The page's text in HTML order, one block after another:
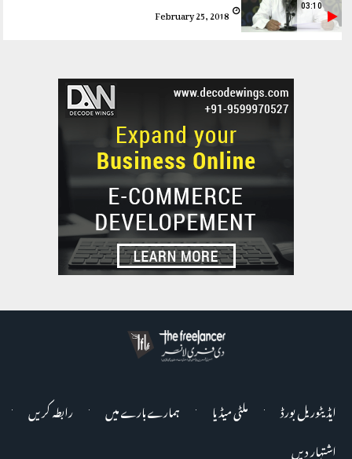
February 25, 2018 03:10
ایڈیٹوریل بورڈ ملٹی میڈیا ہمارے بارے میں
رابطہ کریں
اشتہار دیں